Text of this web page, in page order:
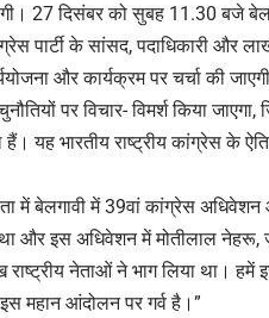
27 दिसंबर को सुबह 11.30 बजे
पार्टी के सांसद, पदाधिकारी और
और कार्यक्रम पर चर्चा की
पर विचार- विमर्श किया जाएगा,
यह भारतीय राष्ट्रीय कांग्रेस के
में बेलगावी में 39वां कांग्रेस
था और इस अधिवेशन में मोतीलाल नेहरू,
नेताओं ने भाग लिया था।
इस महान आंदोलन पर गर्व है।”